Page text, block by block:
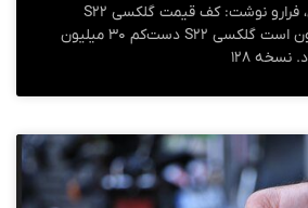
​​​​​​​به گزارش کیان آنلاین، فرارو نوشت: کف قیمت گلکسی S۲۲
درحال حاضر ۳۰ میلیون است‌ گلکسی S۲۲ دست‌کم ۳۰ میلیون
۱۲۸